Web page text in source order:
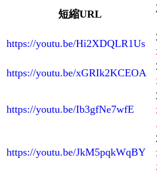
短縮URL
https://youtu.be/Hi2XDQLR1Us
https://youtu.be/xGRIk2KCEOA
https://youtu.be/Ib3gfNe7wfE
https://youtu.be/JkM5pqkWqBY